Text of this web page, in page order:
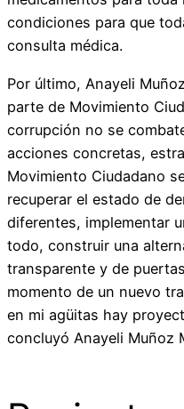
condiciones para que
consulta médica.
Por último, Anayeli
parte de Movimiento
corrupción no se
acciones concretas,
Movimiento Ciudadano
recuperar el estado de
diferentes, implementar
todo, construir una
transparente y de
momento de un nuevo
en mi agüitas hay
concluyó Anayeli Muñoz